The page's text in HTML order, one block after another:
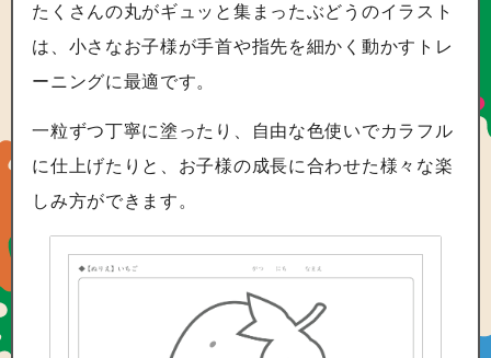
たくさんの丸がギュッと集まったぶどうのイラスト
は、小さなお子様が手首や指先を細かく動かすトレ
ーニングに最適です。
一粒ずつ丁寧に塗ったり、自由な色使いでカラフル
に仕上げたりと、お子様の成長に合わせた様々な楽
しみ方ができます。